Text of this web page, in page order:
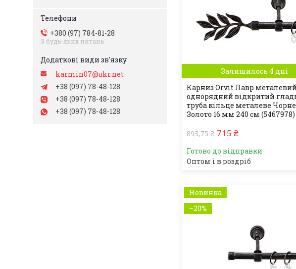
Залишилось 4 дні
Карниз Orvit Лавр металевий
однорядний відкритий
труба кільце металеве Чорне
Золото 16 мм 240 см (5467978)
893,75 ₴ 715 ₴
Готово до відправки
Оптом і в роздріб
Новинка
–20%
+380 (97) 784-81-28
З будь-яких питань
karmin07@ukr.net
+38 (097) 78-48-128
+38 (097) 78-48-128
+38 (097) 78-48-128